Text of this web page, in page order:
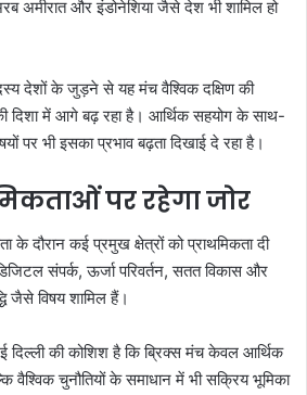
अमीरात और इंडोनेशिया जैसे देश भी शामिल हो
देशों के जुड़ने से यह मंच वैश्विक दक्षिण की
में आगे बढ़ रहा है। आर्थिक सहयोग के साथ-
पर भी इसका प्रभाव बढ़ता दिखाई दे रहा है।
पर रहेगा जोर
के दौरान कई प्रमुख क्षेत्रों को प्राथमिकता दी
संपर्क, ऊर्जा परिवर्तन, सतत विकास और
जैसे विषय शामिल हैं।
दिल्ली की कोशिश है कि ब्रिक्स मंच केवल आर्थिक
वैश्विक चुनौतियों के समाधान में भी सक्रिय भूमिका